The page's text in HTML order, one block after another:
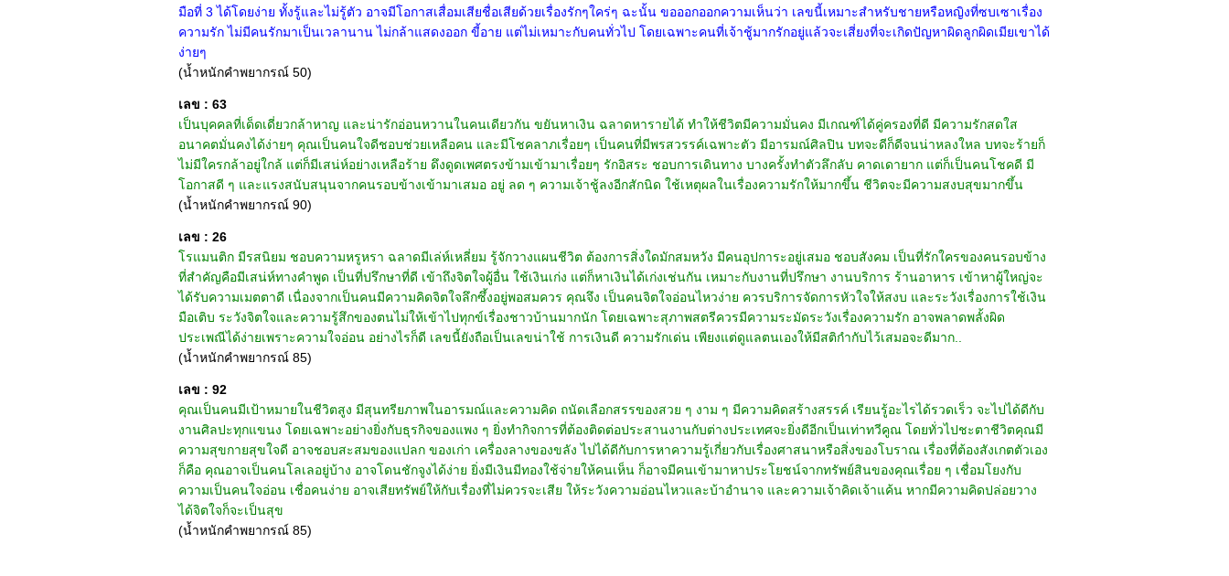
มือที่ 3 ได้โดยง่าย ทั้งรู้และไม่รู้ตัว อาจมีโอกาสเสื่อมเสียชื่อเสียด้วยเรื่องรักๆใคร่ๆ ฉะนั้น ขอออกออกความเห็นว่า เลขนี้เหมาะสำหรับชายหรือหญิงที่ซบเซาเรื่อง
ความรัก ไม่มีคนรักมาเป็นเวลานาน ไม่กล้าแสดงออก ขี้อาย แต่ไม่เหมาะกับคนทั่วไป โดยเฉพาะคนที่เจ้าชู้มากรักอยู่แล้วจะเสี่ยงที่จะเกิดปัญหาผิดลูกผิดเมียเขาได้
ง่ายๆ
(น้ำหนักคำพยากรณ์ 50)
เลข : 63
เป็นบุคคลที่เด็ดเดี่ยวกล้าหาญ และน่ารักอ่อนหวานในคนเดียวกัน ขยันหาเงิน ฉลาดหารายได้ ทำให้ชีวิตมีความมั่นคง มีเกณฑ์ได้คู่ครองที่ดี มีความรักสดใส
อนาคตมั่นคงได้ง่ายๆ คุณเป็นคนใจดีชอบช่วยเหลือคน และมีโชคลาภเรื่อยๆ เป็นคนที่มีพรสวรรค์เฉพาะตัว มีอารมณ์ศิลปิน บทจะดีก็ดีจนน่าหลงใหล บทจะร้ายก็
ไม่มีใครกล้าอยู่ใกล้ แต่ก็มีเสน่ห์อย่างเหลือร้าย ดึงดูดเพศตรงข้ามเข้ามาเรื่อยๆ รักอิสระ ชอบการเดินทาง บางครั้งทำตัวลึกลับ คาดเดายาก แต่ก็เป็นคนโชคดี มี
โอกาสดี ๆ และแรงสนับสนุนจากคนรอบข้างเข้ามาเสมอ อยู่ ลด ๆ ความเจ้าชู้ลงอีกสักนิด ใช้เหตุผลในเรื่องความรักให้มากขึ้น ชีวิตจะมีความสงบสุขมากขึ้น
(น้ำหนักคำพยากรณ์ 90)
เลข : 26
โรแมนติก มีรสนิยม ชอบความหรูหรา ฉลาดมีเล่ห์เหลี่ยม รู้จักวางแผนชีวิต ต้องการสิ่งใดมักสมหวัง มีคนอุปการะอยู่เสมอ ชอบสังคม เป็นที่รักใครของคนรอบข้าง
ที่สำคัญคือมีเสน่ห์ทางคำพูด เป็นที่ปรึกษาที่ดี เข้าถึงจิตใจผู้อื่น ใช้เงินเก่ง แต่ก็หาเงินได้เก่งเช่นกัน เหมาะกับงานที่ปรึกษา งานบริการ ร้านอาหาร เข้าหาผู้ใหญ่จะ
ได้รับความเมตตาดี เนื่องจากเป็นคนมีความคิดจิตใจลึกซึ้งอยู่พอสมควร คุณจึง เป็นคนจิตใจอ่อนไหวง่าย ควรบริการจัดการหัวใจให้สงบ และระวังเรื่องการใช้เงิน
มือเติบ ระวังจิตใจและความรู้สึกของตนไม่ให้เข้าไปทุกข์เรื่องชาวบ้านมากนัก โดยเฉพาะสุภาพสตรีควรมีความระมัดระวังเรื่องความรัก อาจพลาดพลั้งผิด
ประเพณีได้ง่ายเพราะความใจอ่อน อย่างไรก็ดี เลขนี้ยังถือเป็นเลขน่าใช้ การเงินดี ความรักเด่น เพียงแต่ดูแลตนเองให้มีสติกำกับไว้เสมอจะดีมาก..
(น้ำหนักคำพยากรณ์ 85)
เลข : 92
คุณเป็นคนมีเป้าหมายในชีวิตสูง มีสุนทรียภาพในอารมณ์และความคิด ถนัดเลือกสรรของสวย ๆ งาม ๆ มีความคิดสร้างสรรค์ เรียนรู้อะไรได้รวดเร็ว จะไปได้ดีกับ
งานศิลปะทุกแขนง โดยเฉพาะอย่างยิ่งกับธุรกิจของแพง ๆ ยิ่งทำกิจการที่ต้องติดต่อประสานงานกับต่างประเทศจะยิ่งดีอีกเป็นเท่าทวีคูณ โดยทั่วไปชะตาชีวิตคุณมี
ความสุขกายสุขใจดี อาจชอบสะสมของแปลก ของเก่า เครื่องลางของขลัง ไปได้ดีกับการหาความรู้เกี่ยวกับเรื่องศาสนาหรือสิ่งของโบราณ เรื่องที่ต้องสังเกตตัวเอง
ก็คือ คุณอาจเป็นคนโลเลอยู่บ้าง อาจโดนชักจูงได้ง่าย ยิ่งมีเงินมีทองใช้จ่ายให้คนเห็น ก็อาจมีคนเข้ามาหาประโยชน์จากทรัพย์สินของคุณเรื่อย ๆ เชื่อมโยงกับ
ความเป็นคนใจอ่อน เชื่อคนง่าย อาจเสียทรัพย์ให้กับเรื่องที่ไม่ควรจะเสีย ให้ระวังความอ่อนไหวและบ้าอำนาจ และความเจ้าคิดเจ้าแค้น หากมีความคิดปล่อยวาง
ได้จิตใจก็จะเป็นสุข
(น้ำหนักคำพยากรณ์ 85)